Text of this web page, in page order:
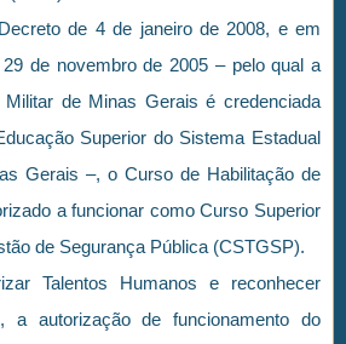
de 4 de janeiro de 2008, e em
de novembro de 2005 – pelo qual a
de Minas Gerais é credenciada
Superior do Sistema Estadual
Gerais –, o Curso de Habilitação de
a funcionar como Curso Superior
de Segurança Pública (CSTGSP).
Talentos Humanos e reconhecer
a autorização de funcionamento do